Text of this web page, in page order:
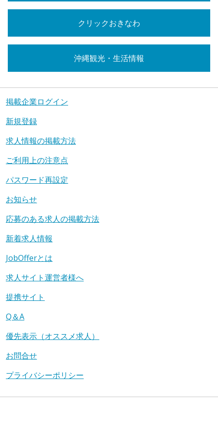
クリックおきなわ
沖縄観光・生活情報
掲載企業ログイン
新規登録
求人情報の掲載方法
ご利用上の注意点
パスワード再設定
お知らせ
応募のある求人の掲載方法
新着求人情報
JobOfferとは
求人サイト運営者様へ
提携サイト
Q＆A
優先表示（オススメ求人）
お問合せ
プライバシーポリシー